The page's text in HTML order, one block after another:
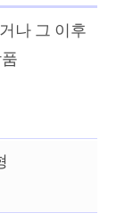
나 그 이후